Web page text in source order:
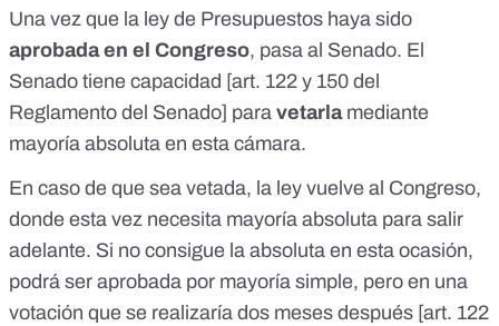
Una vez que la ley de Presupuestos haya sido
aprobada en el Congreso, pasa al Senado. El
Senado tiene capacidad [art. 122 y 150 del
Reglamento del Senado] para vetarla mediante
mayoría absoluta en esta cámara.
En caso de que sea vetada, la ley vuelve al Congreso,
donde esta vez necesita mayoría absoluta para salir
adelante. Si no consigue la absoluta en esta ocasión,
podrá ser aprobada por mayoría simple, pero en una
votación que se realizaría dos meses después [art. 122